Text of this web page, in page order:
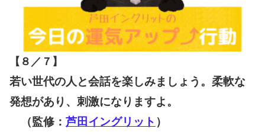
【８／７ 】
若い世代の人と会話を楽しみましょう。柔軟な
発想があり、刺激になりますよ。
（監修： 芦田イングリット ）